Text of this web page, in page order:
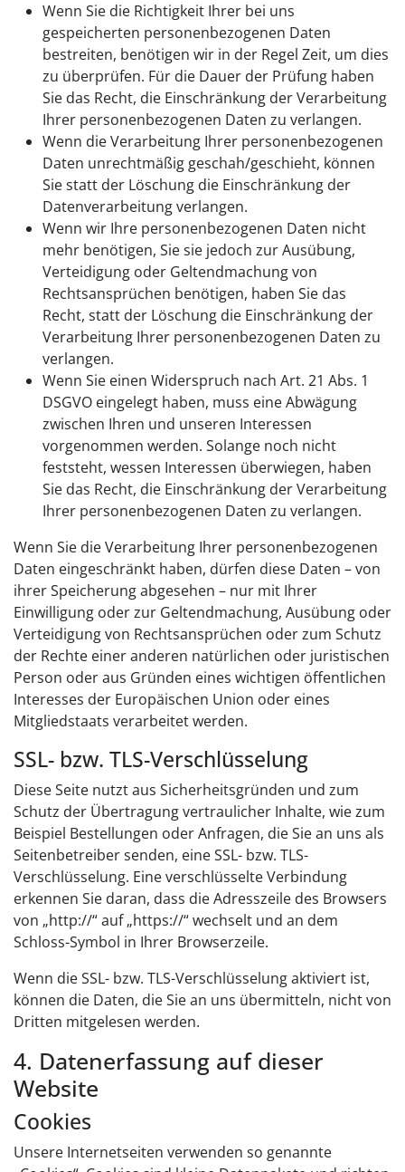
Wenn Sie die Richtigkeit Ihrer bei uns
gespeicherten personenbezogenen Daten
bestreiten, benötigen wir in der Regel Zeit, um dies
zu überprüfen. Für die Dauer der Prüfung haben
Sie das Recht, die Einschränkung der Verarbeitung
Ihrer personenbezogenen Daten zu verlangen.
Wenn die Verarbeitung Ihrer personenbezogenen
Daten unrechtmäßig geschah/geschieht, können
Sie statt der Löschung die Einschränkung der
Datenverarbeitung verlangen.
Wenn wir Ihre personenbezogenen Daten nicht
mehr benötigen, Sie sie jedoch zur Ausübung,
Verteidigung oder Geltendmachung von
Rechtsansprüchen benötigen, haben Sie das
Recht, statt der Löschung die Einschränkung der
Verarbeitung Ihrer personenbezogenen Daten zu
verlangen.
Wenn Sie einen Widerspruch nach Art. 21 Abs. 1
DSGVO eingelegt haben, muss eine Abwägung
zwischen Ihren und unseren Interessen
vorgenommen werden. Solange noch nicht
feststeht, wessen Interessen überwiegen, haben
Sie das Recht, die Einschränkung der Verarbeitung
Ihrer personenbezogenen Daten zu verlangen.
Wenn Sie die Verarbeitung Ihrer personenbezogenen
Daten eingeschränkt haben, dürfen diese Daten – von
ihrer Speicherung abgesehen – nur mit Ihrer
Einwilligung oder zur Geltendmachung, Ausübung oder
Verteidigung von Rechtsansprüchen oder zum Schutz
der Rechte einer anderen natürlichen oder juristischen
Person oder aus Gründen eines wichtigen öffentlichen
Interesses der Europäischen Union oder eines
Mitgliedstaats verarbeitet werden.
SSL- bzw. TLS-Verschlüsselung
Diese Seite nutzt aus Sicherheitsgründen und zum
Schutz der Übertragung vertraulicher Inhalte, wie zum
Beispiel Bestellungen oder Anfragen, die Sie an uns als
Seitenbetreiber senden, eine SSL- bzw. TLS-
Verschlüsselung. Eine verschlüsselte Verbindung
erkennen Sie daran, dass die Adresszeile des Browsers
von „http://“ auf „https://“ wechselt und an dem
Schloss-Symbol in Ihrer Browserzeile.
Wenn die SSL- bzw. TLS-Verschlüsselung aktiviert ist,
können die Daten, die Sie an uns übermitteln, nicht von
Dritten mitgelesen werden.
4. Datenerfassung auf dieser
Website
Cookies
Unsere Internetseiten verwenden so genannte